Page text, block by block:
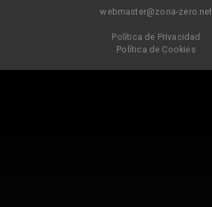
webmaster@zona-zero.net
Política de Privacidad
Política de Cookies